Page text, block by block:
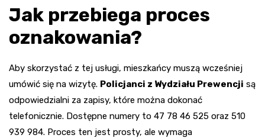
Jak przebiega proces
oznakowania?
Aby skorzystać z tej usługi, mieszkańcy muszą wcześniej
umówić się na wizytę. Policjanci z Wydziału Prewencji są
odpowiedzialni za zapisy, które można dokonać
telefonicznie. Dostępne numery to 47 78 46 525 oraz 510
939 984. Proces ten jest prosty, ale wymaga